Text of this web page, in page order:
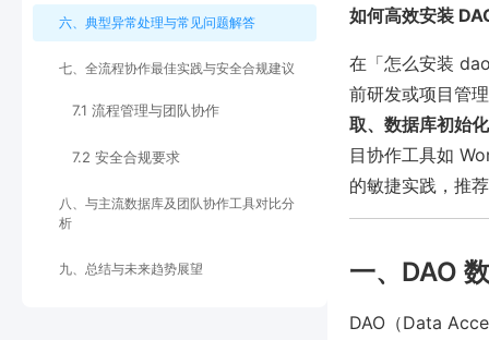
六、典型异常处理与常见问题解答
七、全流程协作最佳实践与安全合规建议
7.1 流程管理与团队协作
7.2 安全合规要求
八、与主流数据库及团队协作工具对比分
析
九、总结与未来趋势展望
如何高效安装
在「怎么安装
前研发或项目管
取、数据库初始
目协作工具如
的敏捷实践，推
一、DAO
DAO（Data